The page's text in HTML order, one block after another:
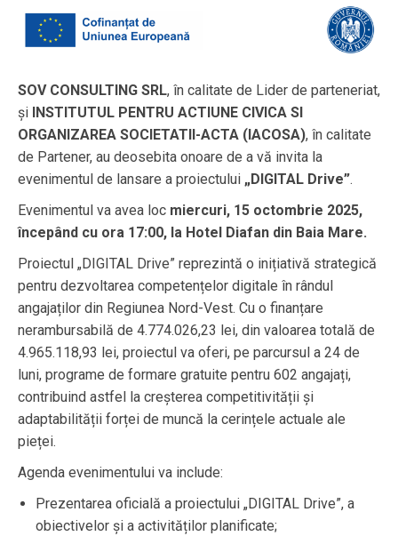
SOV CONSULTING SRL, în calitate de Lider de parteneriat,
și INSTITUTUL PENTRU ACTIUNE CIVICA SI
ORGANIZAREA SOCIETATII-ACTA (IACOSA), în calitate
de Partener, au deosebita onoare de a vă invita la
evenimentul de lansare a proiectului „DIGITAL Drive”.
Evenimentul va avea loc miercuri, 15 octombrie 2025,
începând cu ora 17:00, la Hotel Diafan din Baia Mare.
Proiectul „DIGITAL Drive” reprezintă o inițiativă strategică
pentru dezvoltarea competențelor digitale în rândul
angajaților din Regiunea Nord-Vest. Cu o finanțare
nerambursabilă de 4.774.026,23 lei, din valoarea totală de
4.965.118,93 lei, proiectul va oferi, pe parcursul a 24 de
luni, programe de formare gratuite pentru 602 angajați,
contribuind astfel la creșterea competitivității și
adaptabilității forței de muncă la cerințele actuale ale
pieței.
Agenda evenimentului va include:
Prezentarea oficială a proiectului „DIGITAL Drive”, a
obiectivelor și a activităților planificate;